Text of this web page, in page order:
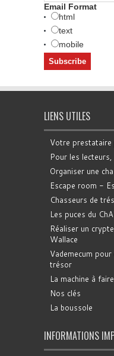
Email Format
html
text
mobile
LIENS UTILES
Votre
Pour les
Organiser une
Escape room -
Chasseurs de
Les puces du
Réaliser un
Wallace
Vademecum
trésor
La machine à
Nos clés
La boussole
INFORMATIONS